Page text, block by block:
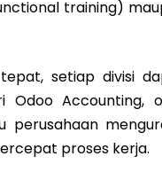
training)
setiap divisi
Odoo Accounting,
perusahaan
proses kerja.